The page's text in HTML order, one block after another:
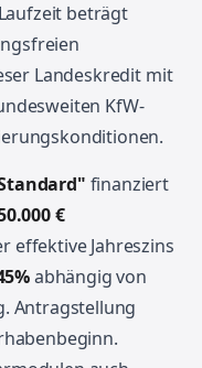
beträgt
Landeskredit mit
KfW-
finanziert
€
effektive Jahreszins
abhängig von
Antragstellung